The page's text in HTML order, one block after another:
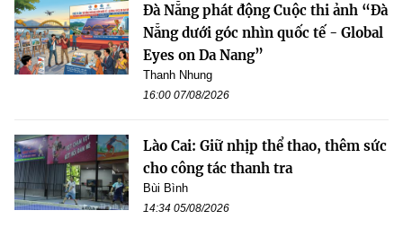
Đà Nẵng phát động Cuộc thi ảnh “Đà
Nẵng dưới góc nhìn quốc tế - Global
Eyes on Da Nang”
Thanh Nhung
16:00 07/08/2026
Lào Cai: Giữ nhịp thể thao, thêm sức
cho công tác thanh tra
Bùi Bình
14:34 05/08/2026